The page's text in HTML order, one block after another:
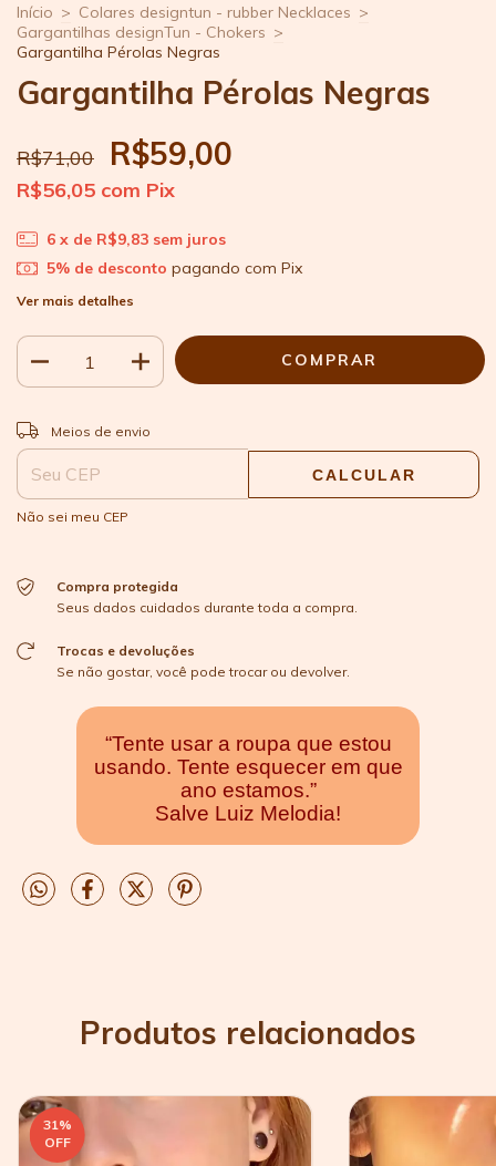
Início > Colares designtun - rubber Necklaces >
Gargantilhas designTun - Chokers >
Gargantilha Pérolas Negras
Gargantilha Pérolas Negras
R$71,00 R$59,00
R$56,05 com Pix
6 x de R$9,83 sem juros
5% de desconto pagando com Pix
Ver mais detalhes
Entregas para o CEP:
Meios de envio
CALCULAR
Não sei meu CEP
Compra protegida
Seus dados cuidados durante toda a compra.
Trocas e devoluções
Se não gostar, você pode trocar ou devolver.
“Tente usar a roupa que estou
usando. Tente esquecer em que
ano estamos.”
Salve Luiz Melodia!
Produtos relacionados
31%
OFF